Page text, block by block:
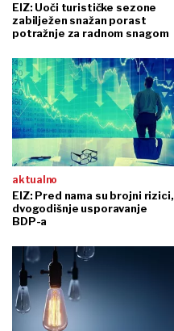
EIZ: Uoči turističke sezone
zabilježen snažan porast
potražnje za radnom snagom
aktualno
EIZ: Pred nama su brojni rizici,
dvogodišnje usporavanje
BDP-a